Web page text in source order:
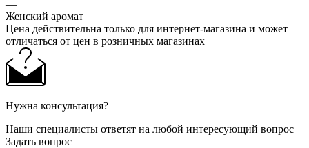
—
Женский аромат
Цена действительна только для интернет-магазина и может
отличаться от цен в розничных магазинах
Нужна консультация?
Наши специалисты ответят на любой интересующий вопрос
Задать вопрос